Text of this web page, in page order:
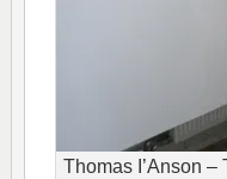
Thomas I’Anson